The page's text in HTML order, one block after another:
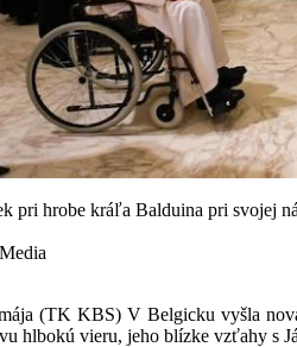
pri hrobe kráľa Balduina pri svojej
(TK KBS) V Belgicku vyšla
hlbokú vieru, jeho blízke vzťahy s